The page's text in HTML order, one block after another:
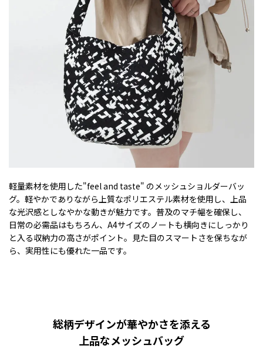
軽量素材を使用した"feel and taste" のメッシュショルダーバッ
グ。軽やかでありながら上質なポリエステル素材を使用し、上品
な光沢感としなやかな動きが魅力です。普及のマチ幅を確保し、
日常の必需品はもちろん、A4サイズのノートも横向きにしっかり
と入る収納力の高さがポイント。見た目のスマートさを保ちなが
ら、実用性にも優れた一品です。
総柄デザインが華やかさを添える
上品なメッシュバッグ